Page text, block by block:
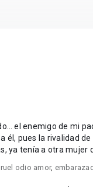
el enemigo de mi
odio amor,